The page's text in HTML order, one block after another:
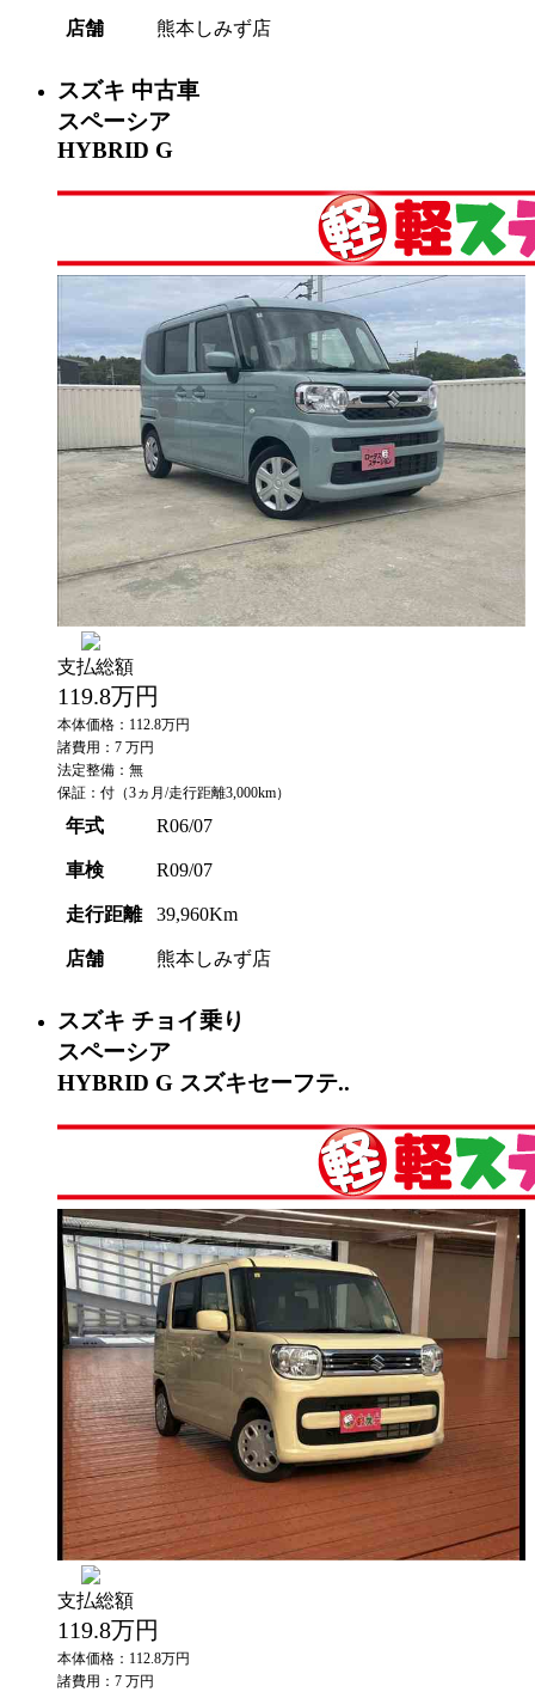
店舗 熊本しみず店
スズキ 中古車
スペーシア
HYBRID G
支払総額
119.8万円
本体価格：112.8万円
諸費用：7 万円
法定整備：無
保証：付（3ヵ月/走行距離3,000km）
年式 R06/07
車検 R09/07
走行距離 39,960Km
店舗 熊本しみず店
スズキ チョイ乗り
スペーシア
HYBRID G スズキセーフテ..
支払総額
119.8万円
本体価格：112.8万円
諸費用：7 万円